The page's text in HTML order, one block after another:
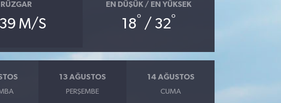
RÜZGAR
M/S
EN DÜŞÜK / EN YÜKSEK
18° / 32°
13 AĞUSTOS
PERŞEMBE
14 AĞUSTOS
CUMA